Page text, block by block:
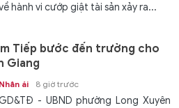
hành vi cướp giật tài sản xảy ra...
Tiếp bước đến trường cho
Giang
Nhân ái 8 giờ trước
- UBND phường Long Xuyên